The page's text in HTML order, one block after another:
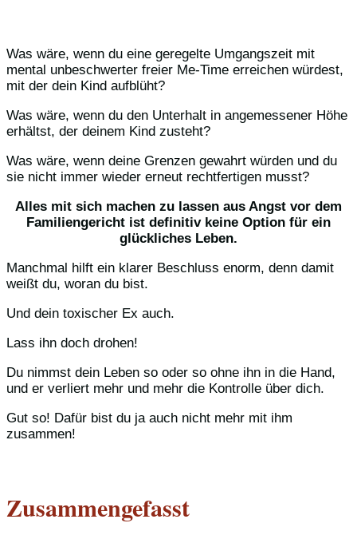
Was wäre, wenn du eine geregelte Umgangszeit mit
mental unbeschwerter freier Me-Time erreichen würdest,
mit der dein Kind aufblüht?
Was wäre, wenn du den Unterhalt in angemessener Höhe
erhältst, der deinem Kind zusteht?
Was wäre, wenn deine Grenzen gewahrt würden und du
sie nicht immer wieder erneut rechtfertigen musst?
Alles mit sich machen zu lassen aus Angst vor dem
Familiengericht ist definitiv keine Option für ein
glückliches Leben.
Manchmal hilft ein klarer Beschluss enorm, denn damit
weißt du, woran du bist.
Und dein toxischer Ex auch.
Lass ihn doch drohen!
Du nimmst dein Leben so oder so ohne ihn in die Hand,
und er verliert mehr und mehr die Kontrolle über dich.
Gut so! Dafür bist du ja auch nicht mehr mit ihm
zusammen!
Zusammengefasst